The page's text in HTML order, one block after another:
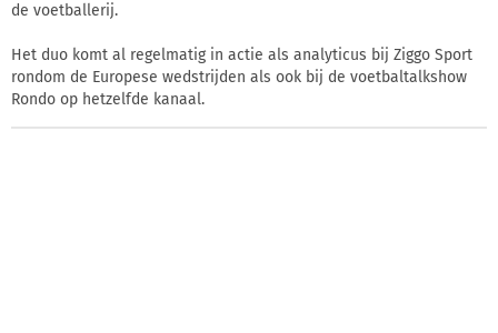
de voetballerij.
Het duo komt al regelmatig in actie als analyticus bij Ziggo Sport
rondom de Europese wedstrijden als ook bij de voetbaltalkshow
Rondo op hetzelfde kanaal.